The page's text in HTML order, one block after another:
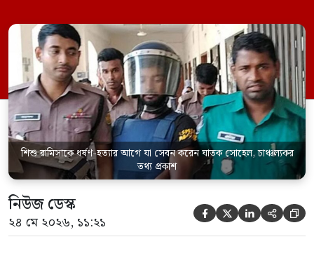
সেবন করেছিলেন বলে জবানবন্দিতে
জানিয়েছেন আসামি। রোববার (২৪ মে) সকালে
মামলার তদন্ত কর্মকর্তা পল্লবী থানার উপ-
পরিদর্শক অহিদুজ্জামান এ তথ্য নিছিত করেন।
তিনি বলেন, […]
শিশু রামিসাকে ধর্ষণ-হত্যার আগে যা সেবন করেন ঘাতক সোহেল, চাঞ্চল্যকর
তথ্য প্রকাশ
নিউজ ডেস্ক
২৪ মে ২০২৬, ১১:২১     